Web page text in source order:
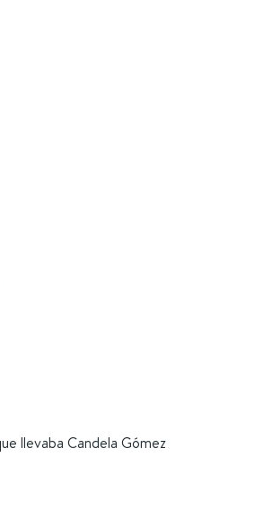
llevaba Candela Gómez